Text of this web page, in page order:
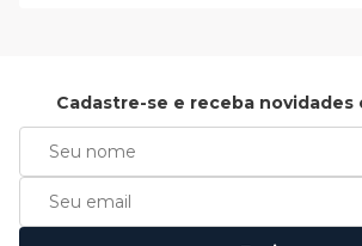
Cadastre-se e receba novidades